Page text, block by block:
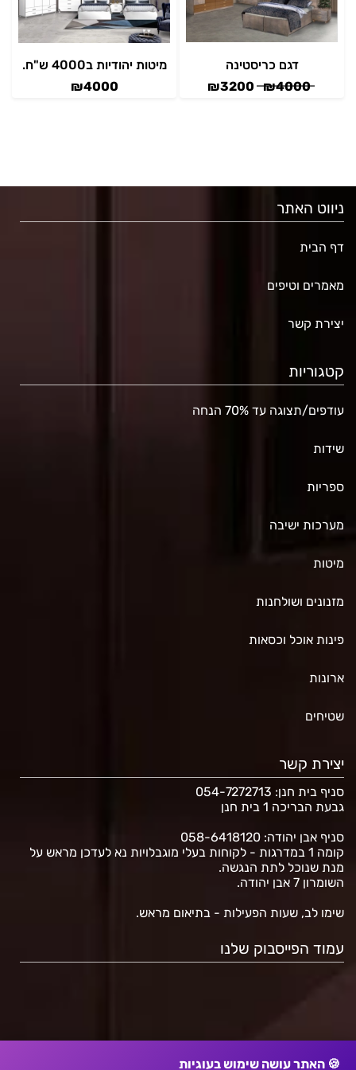
🍪 האתר עושה שימוש בעוגיות
דגם כריסטינה
₪4000
₪3200
מיטות יהודיות ב4000 ש"ח.
₪4000
ניווט האתר
דף הבית
מאמרים וטיפים
יצירת קשר
קטגוריות
עודפים/תצוגה עד 70% הנחה
שידות
ספריות
מערכות ישיבה
מיטות
מזנונים ושולחנות
פינות אוכל וכסאות
ארונות
שטיחים
יצירת קשר
סניף בית חנן: 054-7272713
גבעת הבריכה 1 בית חנן
סניף אבן יהודה: 058-6418120
קומה 1 במדרגות - לקוחות בעלי מוגבלויות נא לעדכן מראש על
מנת שנוכל לתת הנגשה.
השומרון 7 אבן יהודה.
שימו לב, שעות הפעילות - בתיאום מראש.
עמוד הפייסבוק שלנו